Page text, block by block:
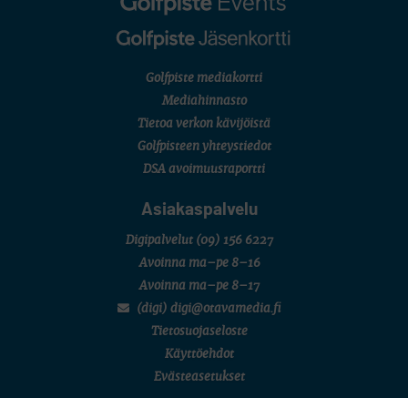
Golfpiste mediakortti
Mediahinnasto
Tietoa verkon kävijöistä
Golfpisteen yhteystiedot
DSA avoimuusraportti
Asiakaspalvelu
Digipalvelut (09) 156 6227
Avoinna ma–pe 8–16
Avoinna ma–pe 8–17
(digi) digi@otavamedia.fi
Tietosuojaseloste
Käyttöehdot
Evästeasetukset